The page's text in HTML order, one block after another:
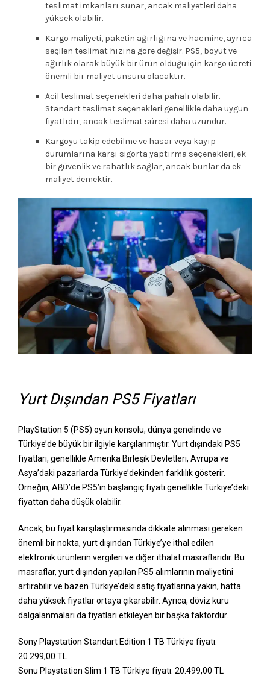
teslimat imkanları sunar, ancak maliyetleri daha
yüksek olabilir.
Kargo maliyeti, paketin ağırlığına ve hacmine, ayrıca
seçilen teslimat hızına göre değişir. PS5, boyut ve
ağırlık olarak büyük bir ürün olduğu için kargo ücreti
önemli bir maliyet unsuru olacaktır.
Acil teslimat seçenekleri daha pahalı olabilir.
Standart teslimat seçenekleri genellikle daha uygun
fiyatlıdır, ancak teslimat süresi daha uzundur.
Kargoyu takip edebilme ve hasar veya kayıp
durumlarına karşı sigorta yaptırma seçenekleri, ek
bir güvenlik ve rahatlık sağlar, ancak bunlar da ek
maliyet demektir.
Yurt Dışından PS5 Fiyatları
PlayStation 5 (PS5) oyun konsolu, dünya genelinde ve
Türkiye’de büyük bir ilgiyle karşılanmıştır. Yurt dışındaki PS5
fiyatları, genellikle Amerika Birleşik Devletleri, Avrupa ve
Asya’daki pazarlarda Türkiye’dekinden farklılık gösterir.
Örneğin, ABD’de PS5’in başlangıç fiyatı genellikle Türkiye’deki
fiyattan daha düşük olabilir.
Ancak, bu fiyat karşılaştırmasında dikkate alınması gereken
önemli bir nokta, yurt dışından Türkiye’ye ithal edilen
elektronik ürünlerin vergileri ve diğer ithalat masraflarıdır. Bu
masraflar, yurt dışından yapılan PS5 alımlarının maliyetini
artırabilir ve bazen Türkiye’deki satış fiyatlarına yakın, hatta
daha yüksek fiyatlar ortaya çıkarabilir. Ayrıca, döviz kuru
dalgalanmaları da fiyatları etkileyen bir başka faktördür.
Sony Playstation Standart Edition 1 TB Türkiye fiyatı:
20.299,00 TL
Sonu Playstation Slim 1 TB Türkiye fiyatı: 20.499,00 TL